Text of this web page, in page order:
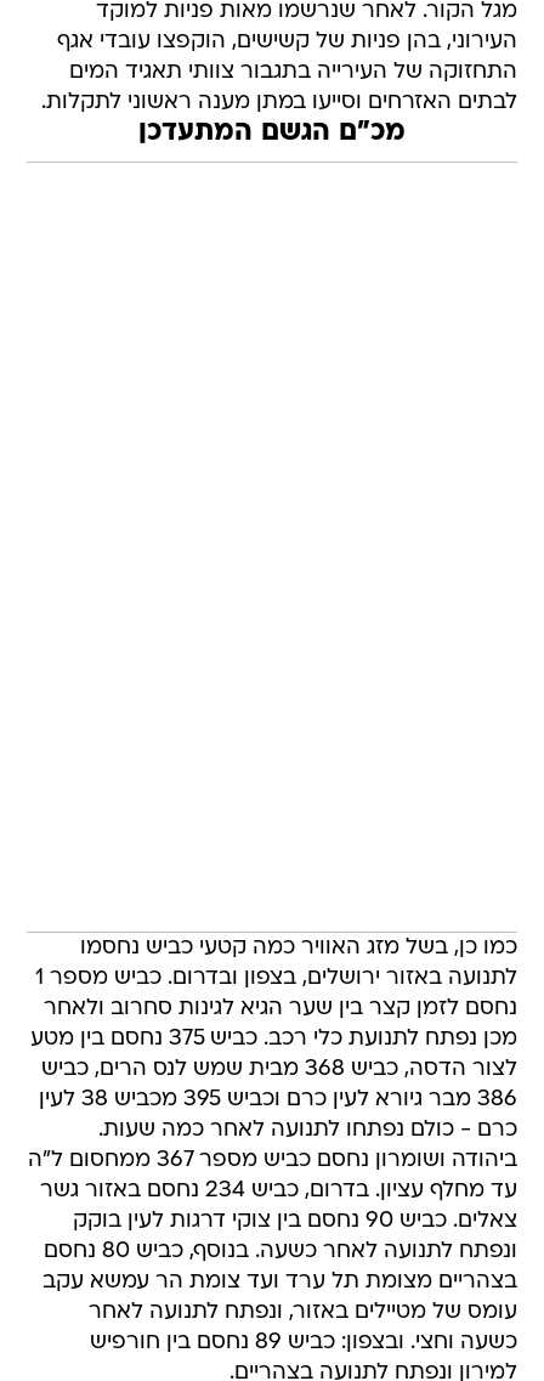
מגל הקור. לאחר שנרשמו מאות פניות למוקד
העירוני, בהן פניות של קשישים, הוקפצו עובדי אגף
התחזוקה של העירייה בתגבור צוותי תאגיד המים
לבתים האזרחים וסייעו במתן מענה ראשוני לתקלות.
מכ"ם הגשם המתעדכן
כמו כן, בשל מזג האוויר כמה קטעי כביש נחסמו
לתנועה באזור ירושלים, בצפון ובדרום. כביש מספר 1
נחסם לזמן קצר בין שער הגיא לגינות סחרוב ולאחר
מכן נפתח לתנועת כלי רכב. כביש 375 נחסם בין מטע
לצור הדסה, כביש 368 מבית שמש לנס הרים, כביש
386 מבר גיורא לעין כרם וכביש 395 מכביש 38 לעין
כרם - כולם נפתחו לתנועה לאחר כמה שעות.
ביהודה ושומרון נחסם כביש מספר 367 ממחסום ל"ה
עד מחלף עציון. בדרום, כביש 234 נחסם באזור גשר
צאלים. כביש 90 נחסם בין צוקי דרגות לעין בוקק
ונפתח לתנועה לאחר כשעה. בנוסף, כביש 80 נחסם
בצהריים מצומת תל ערד ועד צומת הר עמשא עקב
עומס של מטיילים באזור, ונפתח לתנועה לאחר
כשעה וחצי. ובצפון: כביש 89 נחסם בין חורפיש
למירון ונפתח לתנועה בצהריים.